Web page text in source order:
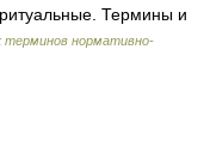
Термины и
терминов нормативно-